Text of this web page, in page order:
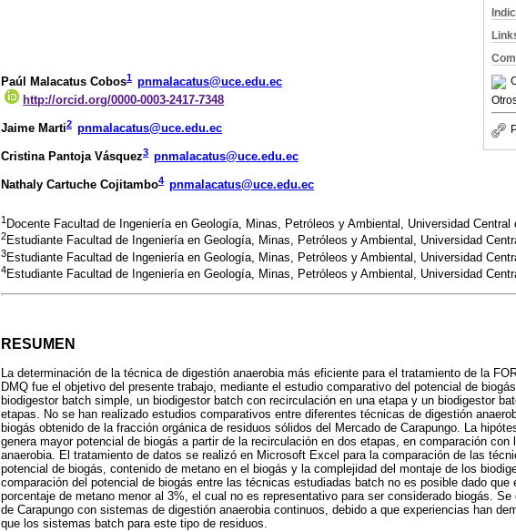
Paúl Malacatus Cobos1 pnmalacatus@uce.edu.ec
http://orcid.org/0000-0003-2417-7348
Jaime Marti2 pnmalacatus@uce.edu.ec
Cristina Pantoja Vásquez3 pnmalacatus@uce.edu.ec
Nathaly Cartuche Cojitambo4 pnmalacatus@uce.edu.ec
1 Docente Facultad de Ingeniería en Geología, Minas, Petróleos y Ambiental, Universidad Central
2Estudiante Facultad de Ingeniería en Geología, Minas, Petróleos y Ambiental, Universidad
3Estudiante Facultad de Ingeniería en Geología, Minas, Petróleos y Ambiental, Universidad
4Estudiante Facultad de Ingeniería en Geología, Minas, Petróleos y Ambiental, Universidad
RESUMEN
La determinación de la técnica de digestión anaerobia más eficiente para el tratamiento de la
DMQ fue el objetivo del presente trabajo, mediante el estudio comparativo del potencial de
biodigestor batch simple, un biodigestor batch con recirculación en una etapa y un biodigestor
etapas. No se han realizado estudios comparativos entre diferentes técnicas de digestión
biogás obtenido de la fracción orgánica de residuos sólidos del Mercado de Carapungo. La
genera mayor potencial de biogás a partir de la recirculación en dos etapas, en comparación
anaerobia. El tratamiento de datos se realizó en Microsoft Excel para la comparación de las
potencial de biogás, contenido de metano en el biogás y la complejidad del montaje de los
comparación del potencial de biogás entre las técnicas estudiadas batch no es posible dado que
porcentaje de metano menor al 3%, el cual no es representativo para ser considerado biogás.
de Carapungo con sistemas de digestión anaerobia continuos, debido a que experiencias han
que los sistemas batch para este tipo de residuos.